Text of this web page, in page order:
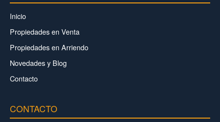
Inicio
Propiedades en Venta
Propiedades en Arriendo
Novedades y Blog
Contacto
CONTACTO